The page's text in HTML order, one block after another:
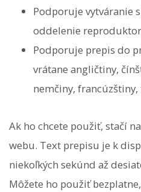
Podporuje vytváranie
oddelenie
Podporuje prepis do
vrátane angličtiny,
nemčiny,
Ak ho chcete použiť, stačí
webu. Text prepisu je k
niekoľkých sekúnd až
Môžete ho použiť